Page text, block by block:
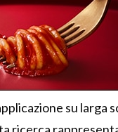
su